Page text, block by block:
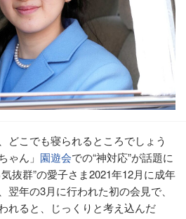
どこでも寝られるところでしょう
ゃん」 園遊会での“神対応”が話題に
抜群”の愛子さま2021年12月に成年
翌年の3月に行われた初の会見で、
れると、じっくりと考え込んだ